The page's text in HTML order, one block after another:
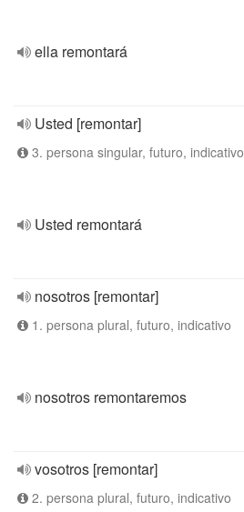
ella remontará
Usted [remontar]
3. persona singular, futuro, indicativo
Usted remontará
nosotros [remontar]
1. persona plural, futuro, indicativo
nosotros remontaremos
vosotros [remontar]
2. persona plural, futuro, indicativo